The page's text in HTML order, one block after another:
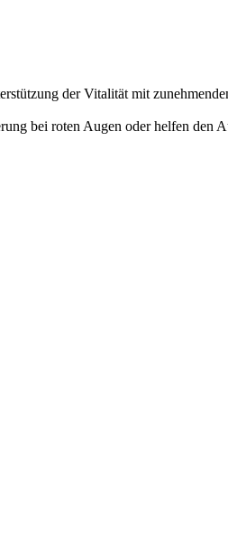
der Vitalität mit
bei roten Augen oder helfen den